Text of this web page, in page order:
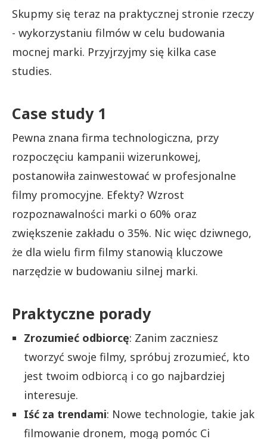
Skupmy się teraz na praktycznej stronie rzeczy
- wykorzystaniu filmów w celu budowania
mocnej marki. Przyjrzyjmy się kilka case
studies.
Case study 1
Pewna znana firma technologiczna, przy
rozpoczęciu kampanii wizerunkowej,
postanowiła zainwestować w profesjonalne
filmy promocyjne. Efekty? Wzrost
rozpoznawalności marki o 60% oraz
zwiększenie zakładu o 35%. Nic więc dziwnego,
że dla wielu firm filmy stanowią kluczowe
narzędzie w budowaniu silnej marki.
Praktyczne porady
Zrozumieć odbiorcę: Zanim zaczniesz
tworzyć swoje filmy, spróbuj zrozumieć, kto
jest twoim odbiorcą i co go najbardziej
interesuje.
Iść za trendami: Nowe technologie, takie jak
filmowanie dronem, mogą pomóc Ci